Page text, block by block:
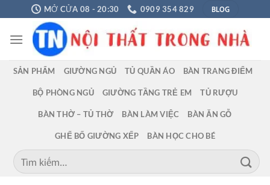
Chuyển
đến
nội
MỞ CỬA 08 - 20:30 0909 354 829 BLOG
SẢN PHẨM GIƯỜNG NGỦ TỦ QUẦN ÁO BÀN TRANG ĐIỂM
BỘ PHÒNG NGỦ GIƯỜNG TẦNG TRẺ EM TỦ RƯỢU
BÀN THỜ – TỦ THỜ BÀN LÀM VIỆC BÀN ĂN GỖ
GHẾ BỐ GIƯỜNG XẾP BÀN HỌC CHO BÉ
Tìm
kiếm: